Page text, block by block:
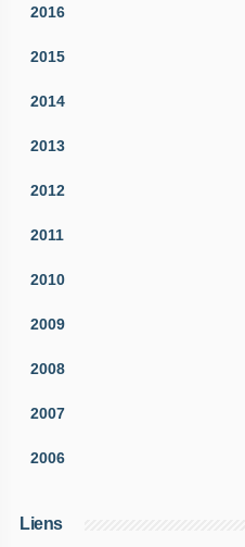
2016
2015
2014
2013
2012
2011
2010
2009
2008
2007
2006
Liens